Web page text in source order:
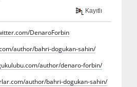
Kayıtlı
DenaroForbin
author/bahri-dogukan-sahin/
author/denaro-forbin/
author/bahri-dogukan-sahin/